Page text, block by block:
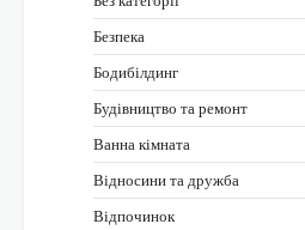
Безпека
Бодибілдинг
Будівництво та ремонт
Ванна кімната
Відносини та дружба
Відпочинок